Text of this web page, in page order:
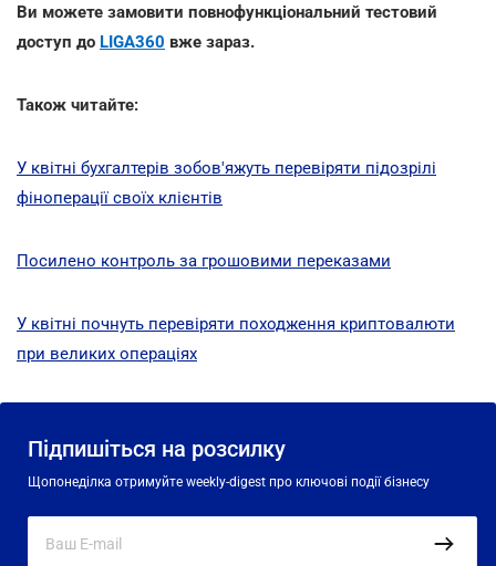
Ви можете замовити повнофункціональний тестовий
доступ до LIGA360 вже зараз.
Також читайте:
У квітні бухгалтерів зобов'яжуть перевіряти підозрілі
фіноперації своїх клієнтів
Посилено контроль за грошовими переказами
У квітні почнуть перевіряти походження криптовалюти
при великих операціях
Підпишіться на розсилку
Щопонеділка отримуйте weekly-digest про ключові події бізнесу